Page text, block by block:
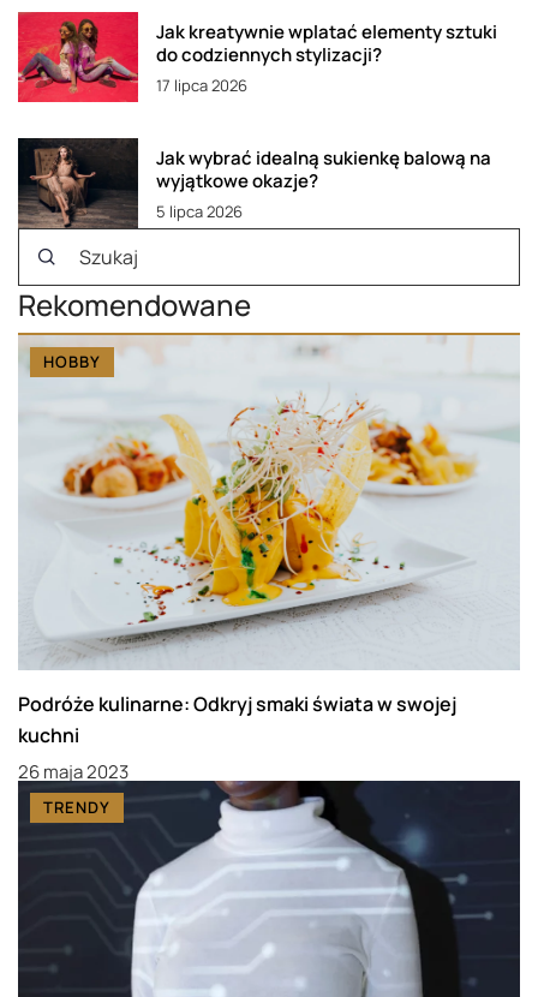
Jak kreatywnie wplatać elementy sztuki
do codziennych stylizacji?
17 lipca 2026
Jak wybrać idealną sukienkę balową na
wyjątkowe okazje?
5 lipca 2026
Rekomendowane
HOBBY
Podróże kulinarne: Odkryj smaki świata w swojej
kuchni
26 maja 2023
TRENDY